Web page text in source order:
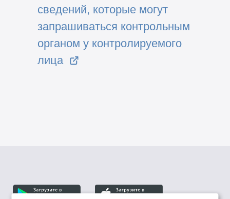
сведений, которые могут
запрашиваться контрольным
органом у контролируемого
лица